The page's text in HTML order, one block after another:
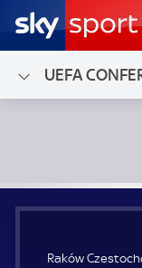
UEFA
Raków